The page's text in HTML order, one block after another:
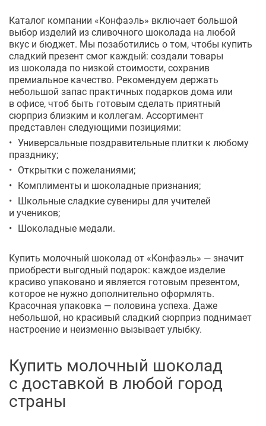
Каталог компании «Конфаэль» включает большой
выбор изделий из сливочного шоколада на любой
вкус и бюджет. Мы позаботились о том, чтобы купить
сладкий презент смог каждый: создали товары
из шоколада по низкой стоимости, сохранив
премиальное качество. Рекомендуем держать
небольшой запас практичных подарков дома или
в офисе, чтоб быть готовым сделать приятный
сюрприз близким и коллегам. Ассортимент
представлен следующими позициями:
Универсальные поздравительные плитки к любому
празднику;
Открытки с пожеланиями;
Комплименты и шоколадные признания;
Школьные сладкие сувениры для учителей
и учеников;
Шоколадные медали.
Купить молочный шоколад от «Конфаэль» — значит
приобрести выгодный подарок: каждое изделие
красиво упаковано и является готовым презентом,
которое не нужно дополнительно оформлять.
Красочная упаковка — половина успеха. Даже
небольшой, но красивый сладкий сюрприз поднимает
настроение и неизменно вызывает улыбку.
Купить молочный шоколад
с доставкой в любой город
страны